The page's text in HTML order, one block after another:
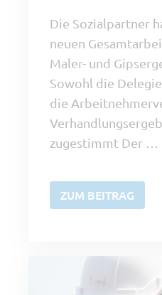
Die Sozialpartner
neuen
Maler- und
Sowohl die
die
zugestimmt Der …
ZUM BEITRAG